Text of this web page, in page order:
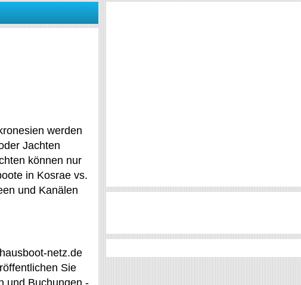
werden
Jachten
können nur
in Kosrae vs.
und Kanälen
netz.de
Sie
und Buchungen -